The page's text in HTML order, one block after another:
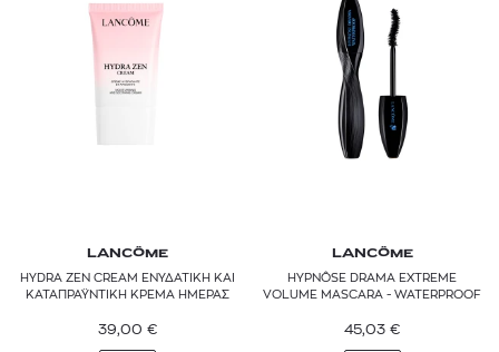
LANCÔME
HYDRA ZEN CREAM ΕΝΥΔΑΤΙΚΗ ΚΑΙ
ΚΑΤΑΠΡΑΫΝΤΙΚΗ ΚΡΕΜΑ ΗΜΕΡΑΣ
39,00 €
LANCÔME
HYPNÔSE DRAMA EXTREME
VOLUME MASCARA - WATERPROOF
45,03 €